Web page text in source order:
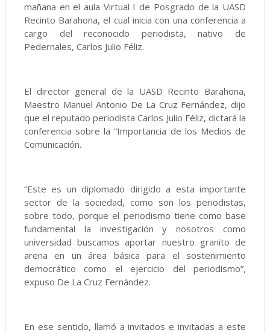
mañana en el aula Virtual I de Posgrado de la UASD
Recinto Barahona, el cual inicia con una conferencia a
cargo del reconocido periodista, nativo de
Pedernales, Carlos Julio Féliz.
El director general de la UASD Recinto Barahona,
Maestro Manuel Antonio De La Cruz Fernández, dijo
que el reputado periodista Carlos Julio Féliz, dictará la
conferencia sobre la “Importancia de los Medios de
Comunicación.
“Este es un diplomado dirigido a esta importante
sector de la sociedad, como son los periodistas,
sobre todo, porque el periodismo tiene como base
fundamental la investigación y nosotros como
universidad buscamos aportar nuestro granito de
arena en un área básica para el sostenimiento
democrático como el ejercicio del periodismo”,
expuso De La Cruz Fernández.
En ese sentido, llamó a invitados e invitadas a este